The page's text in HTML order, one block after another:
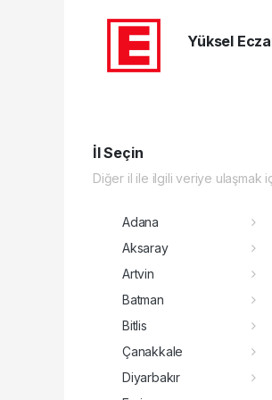
Yüksel
İl Seçin
Diğer il ile ilgili veriye ulaşmak
Adana
Aksaray
Artvin
Batman
Bitlis
Çanakkale
Diyarbakır